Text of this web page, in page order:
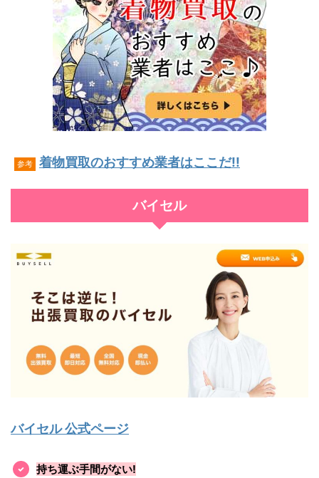
参考 着物買取のおすすめ業者はここだ!!
バイセル
バイセル 公式ページ
持ち運ぶ手間がない!